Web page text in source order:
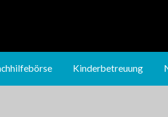
Nutzungsregeln
Kinderbetreuung